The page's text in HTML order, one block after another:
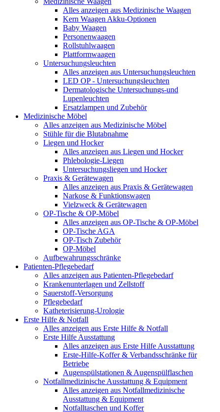
Alles anzeigen aus Medizinische Waagen
Kern Waagen Akku-Optionen
Baby Waagen
Personenwaagen
Rollstuhlwaagen
Plattformwaagen
Untersuchungsleuchten
Alles anzeigen aus Untersuchungsleuchten
LED OP - Untersuchungsleuchten
Dermatologische Untersuchungs-und
Lupenleuchten
Ersatzlampen und Zubehör
Medizinische Möbel
Alles anzeigen aus Medizinische Möbel
Stühle für die Blutabnahme
Liegen und Hocker
Alles anzeigen aus Liegen und Hocker
Phlebologie-Liegen
Untersuchungsliegen und Hocker
Praxis & Gerätewagen
Alles anzeigen aus Praxis & Gerätewagen
Narkose & Funktionswagen
Vielzweck & Gerätewagen
OP-Tische & OP-Möbel
Alles anzeigen aus OP-Tische & OP-Möbel
OP-Tische AGA
OP-Tisch Zubehör
OP-Möbel
Aufbewahrungsschränke
Patienten-Pflegebedarf
Alles anzeigen aus Patienten-Pflegebedarf
Krankenunterlagen und Zellstoff
Sauerstoff-Versorgung
Pflegebedarf
Katheterisierung-Urologie
Erste Hilfe & Notfall
Alles anzeigen aus Erste Hilfe & Notfall
Erste Hilfe Ausstattung
Alles anzeigen aus Erste Hilfe Ausstattung
Erste‑Hilfe‑Koffer & Verbandsschränke für
Betriebe
Augenspülstationen & Augenspülflaschen
Notfallmedizinische Ausstattung & Equipment
Alles anzeigen aus Notfallmedizinische
Ausstattung & Equipment
Notfalltaschen und Koffer